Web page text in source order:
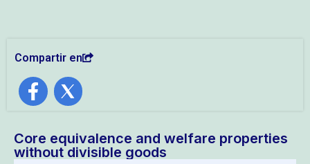
Compartir en
Core equivalence and welfare properties
without divisible goods